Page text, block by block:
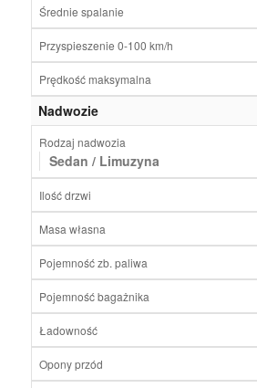
Średnie spalanie
Przyspieszenie 0-100 km/h
Prędkość maksymalna
Nadwozie
Rodzaj nadwozia
Sedan / Limuzyna
Ilość drzwi
Masa własna
Pojemność zb. paliwa
Pojemność bagażnika
Ładowność
Opony przód